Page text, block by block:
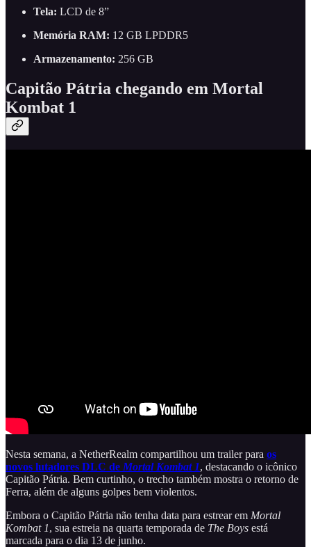
Tela: LCD de 8”
Memória RAM: 12 GB LPDDR5
Armazenamento: 256 GB
Capitão Pátria chegando em Mortal
Kombat 1
Nesta semana, a NetherRealm compartilhou um trailer para os
novos lutadores DLC de Mortal Kombat 1, destacando o icônico
Capitão Pátria. Bem curtinho, o trecho também mostra o retorno de
Ferra, além de alguns golpes bem violentos.
Embora o Capitão Pátria não tenha data para estrear em Mortal
Kombat 1, sua estreia na quarta temporada de The Boys está
marcada para o dia 13 de junho.